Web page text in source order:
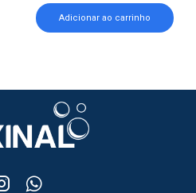
Adicionar ao carrinho